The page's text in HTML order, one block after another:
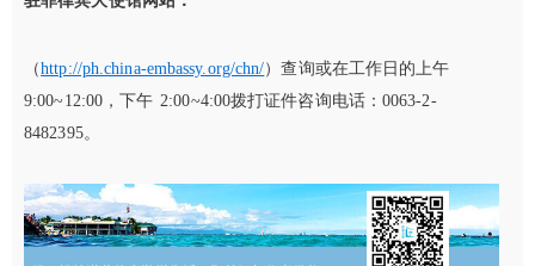
（http://ph.china-embassy.org/chn/）查询或在工作日的上午
9:00~12:00，下午 2:00~4:00拨打证件咨询电话：0063-2-
8482395。